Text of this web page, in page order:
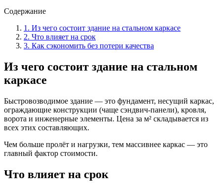
Содержание
1 . Из чего состоит здание на стальном каркасе
2. Что влияет на срок
3. Как сэкономить без потери качества
Из чего состоит здание на стальном
каркасе
Быстровозводимое здание — это фундамент, несущий каркас,
ограждающие конструкции (чаще сэндвич-панели), кровля,
ворота и инженерные элементы. Цена за м² складывается из
всех этих составляющих.
Чем больше пролёт и нагрузки, тем массивнее каркас — это
главный фактор стоимости.
Что влияет на срок